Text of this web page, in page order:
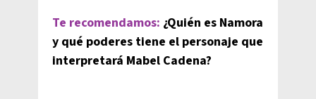
Te recomendamos: ¿Quién es Namora
y qué poderes tiene el personaje que
interpretará Mabel Cadena?